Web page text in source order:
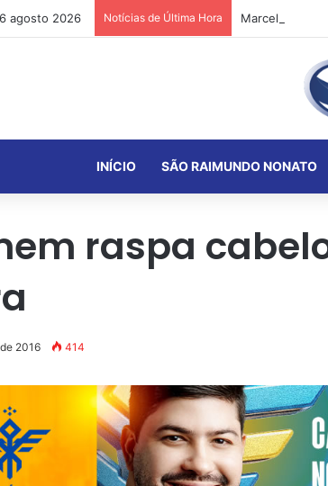
agosto 2026 Notícias de Última Hora
INÍCIO SÃO RAIMUNDO NONATO
raspa
2016 414